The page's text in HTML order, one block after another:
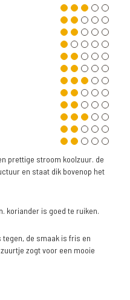
prettige stroom koolzuur. de
en staat dik bovenop het
koriander is goed te ruiken.
tegen, de smaak is fris en
zogt voor een mooie